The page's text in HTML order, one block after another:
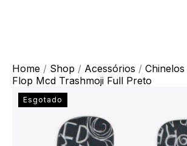
Home / Shop / Acessórios / Chinelos
Flop Mcd Trashmoji Full Preto
Esgotado